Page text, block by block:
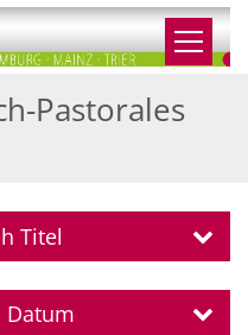
Pastorales
Titel
Datum